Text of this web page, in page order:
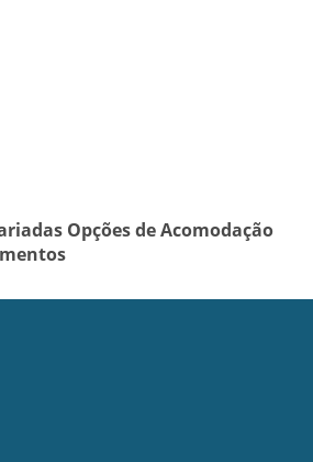
Opções de Acomodação